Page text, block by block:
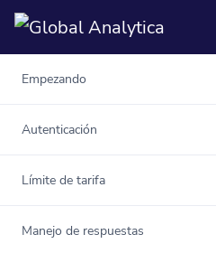
Empezando
Autenticación
Límite de tarifa
Manejo de respuestas